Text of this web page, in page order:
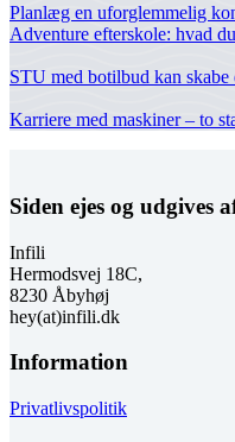
Planlæg en uforglemmelig
Adventure efterskole: hvad
STU med botilbud kan
Karriere med maskiner – to
Siden ejes og udgives
Infili
Hermodsvej 18C,
8230 Åbyhøj
hey(at)infili.dk
Information
Privatlivspolitik